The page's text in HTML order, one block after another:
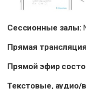
Сессионные залы:
Прямая
Прямой эфир
Текстовые, аудио/